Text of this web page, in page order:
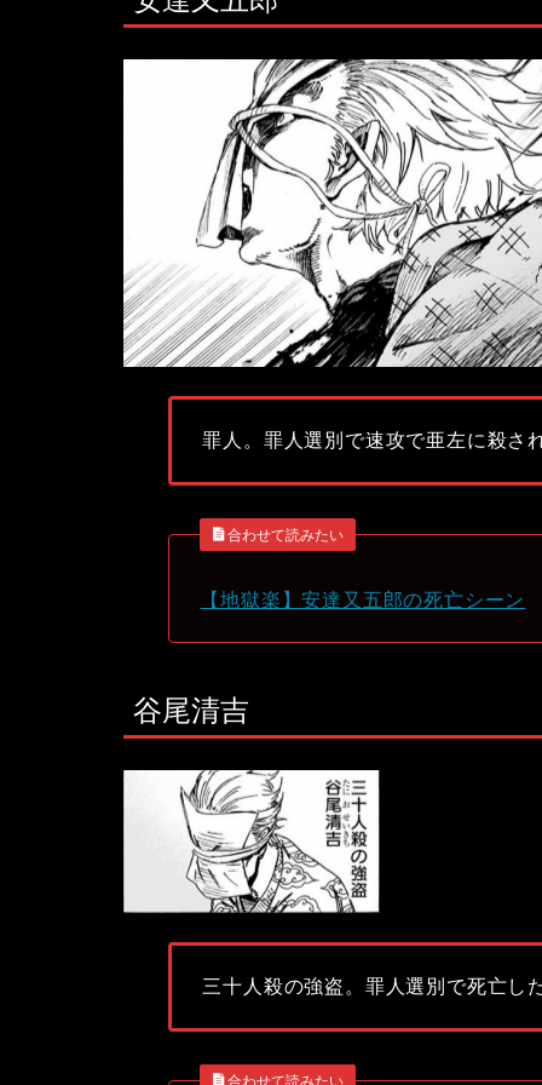
罪人。罪人選別で速攻で亜左に殺さ
合わせて読みたい
【地獄楽】安達又五郎の死亡シーン
谷尾清吉
三十人殺の強盗。罪人選別で死亡し
合わせて読みたい